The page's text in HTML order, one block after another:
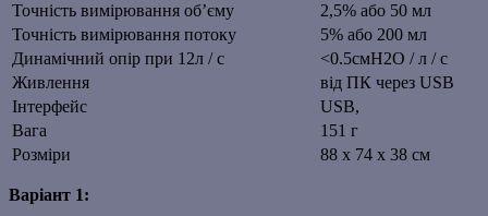
Точність вимірювання об’єму
2,5% або 50 мл
Точність вимірювання потоку
5% або 200 мл
Динамічний опір при 12л / с
<0.5смН2О / л / с
Живлення
від ПК через USB
Інтерфейс
USB,
Вага
151 г
Розміри
88 х 74 х 38 см
Варіант 1: